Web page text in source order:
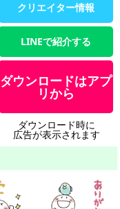
クリエイター情報
LINEで紹介する
ダウンロードはアプ
リから
ダウンロード時に
広告が表示されます